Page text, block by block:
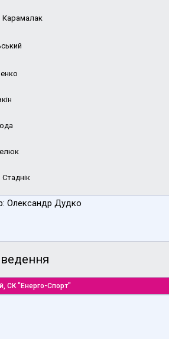
Карамалак
Олександр Дудко
СК "Енерго-Спорт"